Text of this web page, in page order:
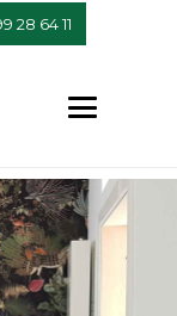
28 64 11